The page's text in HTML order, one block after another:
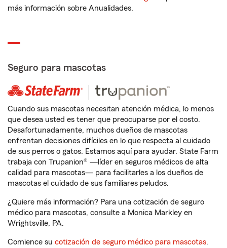
más información sobre Anualidades.
Seguro para mascotas
Cuando sus mascotas necesitan atención médica, lo menos
que desea usted es tener que preocuparse por el costo.
Desafortunadamente, muchos dueños de mascotas
enfrentan decisiones difíciles en lo que respecta al cuidado
de sus perros o gatos. Estamos aquí para ayudar. State Farm
trabaja con Trupanion® —líder en seguros médicos de alta
calidad para mascotas— para facilitarles a los dueños de
mascotas el cuidado de sus familiares peludos.
¿Quiere más información? Para una cotización de seguro
médico para mascotas, consulte a Monica Markley en
Wrightsville, PA.
Comience su cotización de seguro médico para mascotas.